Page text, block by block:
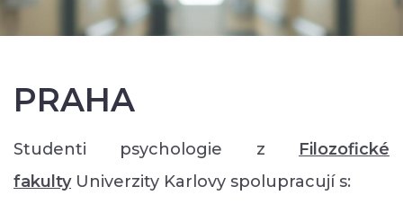
PRAHA
Studenti psychologie z Filozofické
fakulty Univerzity Karlovy spolupracují s: